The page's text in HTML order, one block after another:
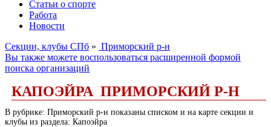
Статьи о спорте
Работа
Новости
Секции, клубы СПб » Приморский р-н
Вы также можете воспользоваться расширенной формой
поиска организаций
КАПОЭЙРА ПРИМОРСКИЙ Р-Н
В рубрике: Приморский р-н показаны списком и на карте секции и
клубы из раздела: Капоэйра